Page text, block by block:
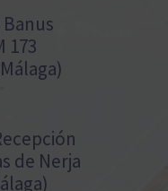
173
de Nerja